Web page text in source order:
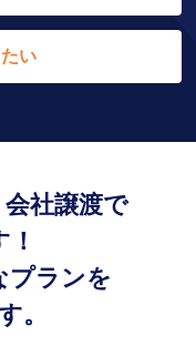
い
社譲渡で
プランを
。